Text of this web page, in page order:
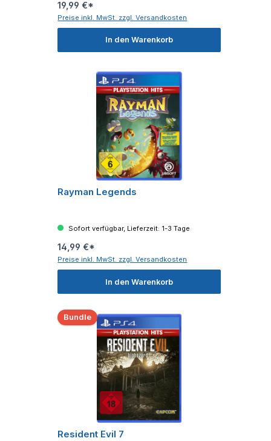
19,99 €*
Preise inkl. MwSt. zzgl. Versandkosten
In den Warenkorb
Rayman Legends
Sofort verfügbar, Lieferzeit: 1-3 Tage
14,99 €*
Preise inkl. MwSt. zzgl. Versandkosten
In den Warenkorb
Bundle
Resident Evil 7